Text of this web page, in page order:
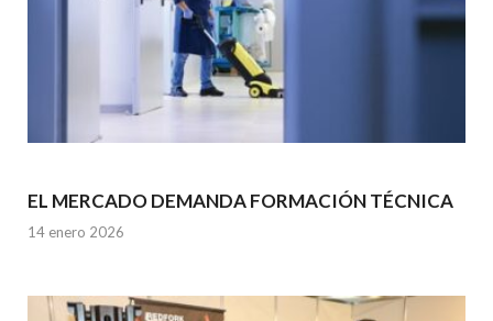
EL MERCADO DEMANDA FORMACIÓN TÉCNICA
14 enero 2026